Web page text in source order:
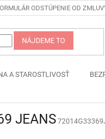
ODSTÚPENIE OD
NÁJDEME TO
A STAROSTLIVOSŤ
JEANS